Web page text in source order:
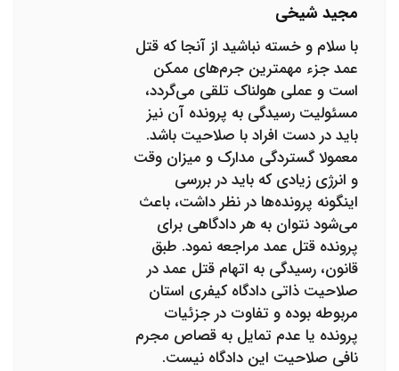
مجید شیخی
با سلام و خسته نباشید از آنجا که قتل
عمد جزء مهمترین جرم‌های ممکن
است و عملی هولناک تلقی می‌گردد،
مسئولیت رسیدگی به پرونده آن نیز
باید در دست افراد با صلاحیت باشد.
معمولا گستردگی مدارک و میزان وقت
و انرژی زیادی که باید در بررسی
اینگونه پرونده‌ها در نظر داشت، باعث
می‌شود نتوان به هر دادگاهی برای
پرونده قتل عمد مراجعه نمود. طبق
قانون، رسیدگی به اتهام قتل عمد در
صلاحیت ذاتی دادگاه کیفری استان
مربوطه بوده و تفاوت در جزئیات
پرونده یا عدم تمایل به قصاص مجرم
نافی صلاحیت این دادگاه نیست.